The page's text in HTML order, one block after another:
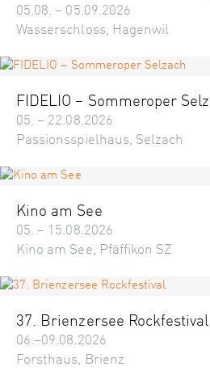
05.08. – 05.09.2026
Wasserschloss, Hagenwil
FIDELIO – Sommeroper
05. – 22.08.2026
Passionsspielhaus, Selzach
Kino am See
05. – 15.08.2026
Kino am See, Pfäffikon SZ
37. Brienzersee Rockfestival
06.–09.08.2026
Forsthaus, Brienz